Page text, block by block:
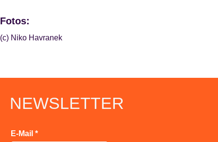
Fotos:
(c) Niko Havranek
NEWSLETTER
E-Mail *